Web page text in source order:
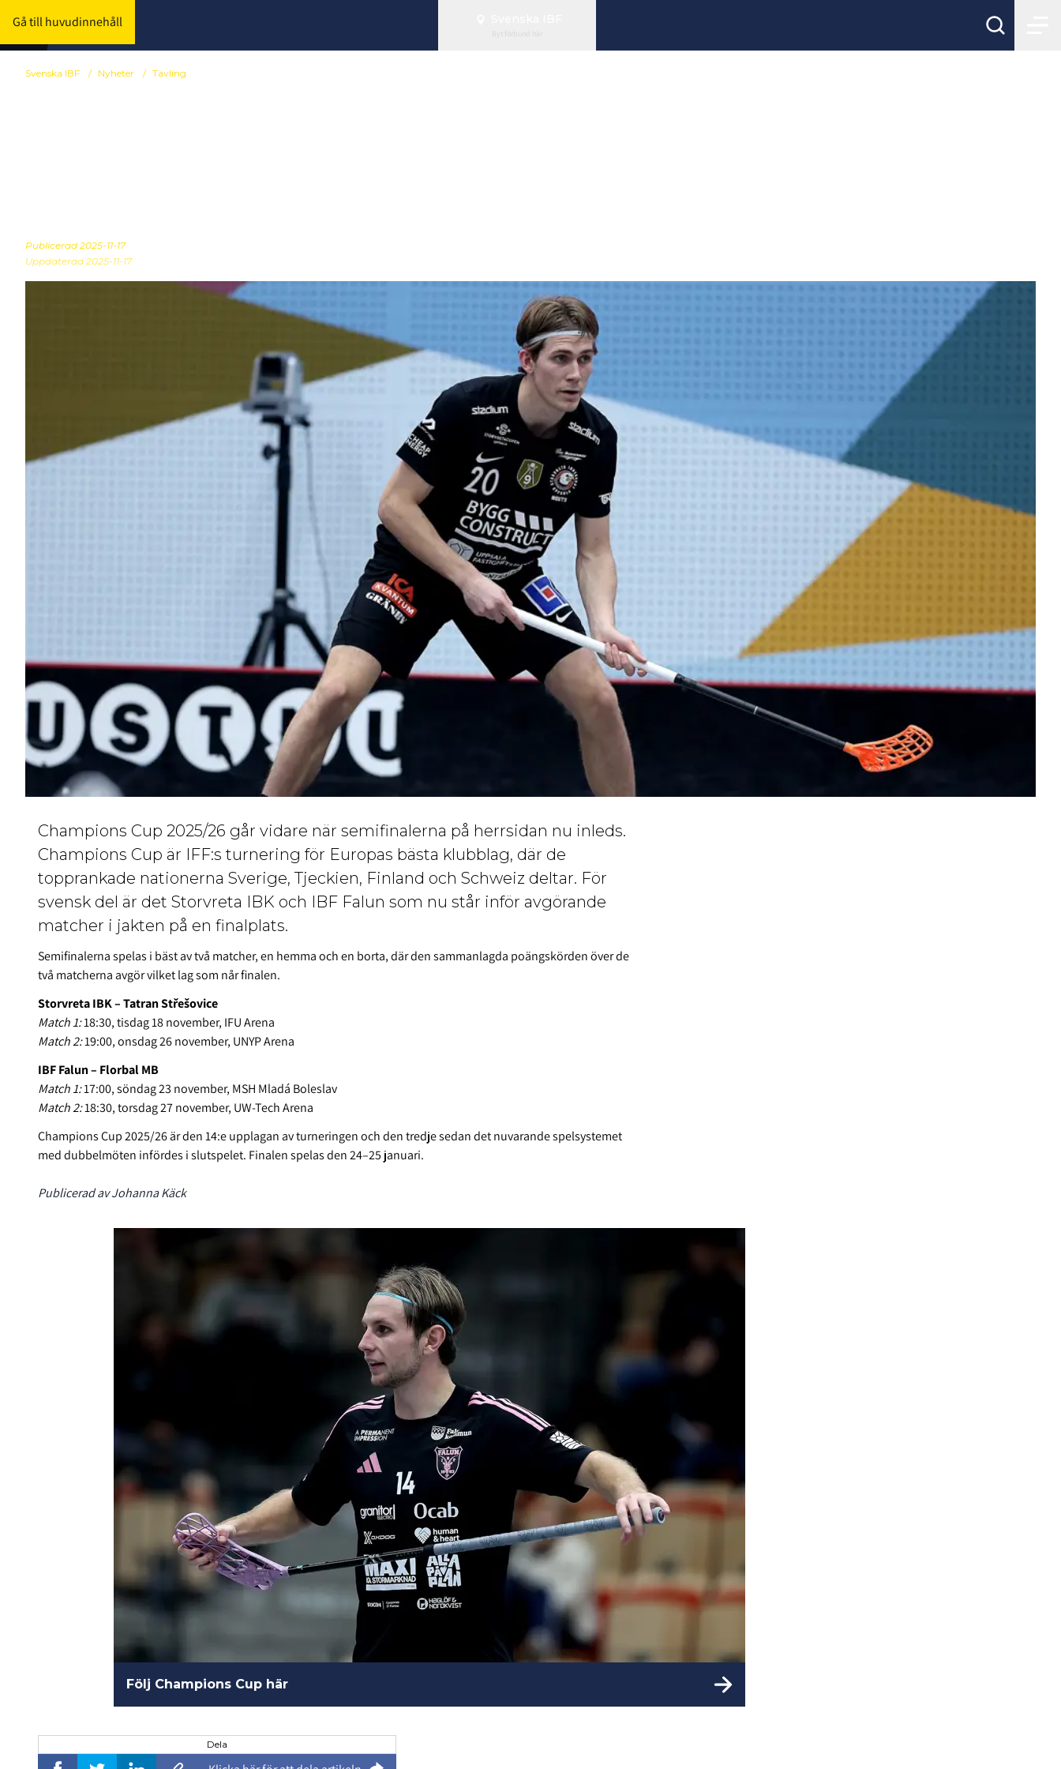
Gå till huvudinnehåll
Byt förbund här
Svenska IBF / Nyheter / Tävling
Publicerad 2025-11-17
Uppdaterad 2025-11-17
Champions Cup 2025/26 går vidare när semifinalerna på herrsidan nu inleds.
Champions Cup är IFF:s turnering för Europas bästa klubblag, där de
topprankade nationerna Sverige, Tjeckien, Finland och Schweiz deltar. För
svensk del är det Storvreta IBK och IBF Falun som nu står inför avgörande
matcher i jakten på en finalplats.
Semifinalerna spelas i bäst av två matcher, en hemma och en borta, där den sammanlagda poängskörden över de
två matcherna avgör vilket lag som når finalen.
Storvreta IBK – Tatran Střešovice
Match 1:18:30, tisdag 18 november, IFU Arena
Match 2:19:00, onsdag 26 november, UNYP Arena
IBF Falun – Florbal MB
Match 1:17:00, söndag 23 november, MSH Mladá Boleslav
Match 2:18:30, torsdag 27 november, UW-Tech Arena
Champions Cup 2025/26 är den 14:e upplagan av turneringen och den tredje sedan det nuvarande spelsystemet
med dubbelmöten infördes i slutspelet. Finalen spelas den 24–25 januari.
Publicerad av Johanna Käck
Följ Champions Cup här
Dela